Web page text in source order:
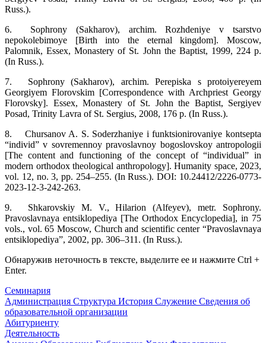
Russ.).
6.
Sophrony (Sakharov), archim. Rozhdeniye v tsarstvo
nepokolebimoye [Birth into the eternal kingdom]. Moscow,
Palomnik, Essex, Monastery of St. John the Baptist, 1999, 224 p.
(In Russ.).
7.
Sophrony (Sakharov), archim. Perepiska s protoiyereyem
Georgiyem Florovskim [Correspondence with Archpriest Georgy
Florovsky]. Essex, Monastery of St. John the Baptist, Sergiyev
Posad, Trinity Lavra of St. Sergius, 2008, 176 p. (In Russ.).
8.
Chursanov A. S. Soderzhaniye i funktsionirovaniye kontsepta
“individ” v sovremennoy pravoslavnoy bogoslovskoy antropologii
[The content and functioning of the concept of “individual” in
modern orthodox theological anthropology]. Humanity space, 2023,
vol. 12, no. 3, pp. 254–255. (In Russ.). DOI: 10.24412/2226-0773-
2023-12-3-242-263.
9.
Shkarovskiy M. V., Hilarion (Alfeyev), metr. Sophrony.
Pravoslavnaya entsiklopediya [The Orthodox Encyclopedia], in 75
vols., vol. 65 Moscow, Church and scientific center “Pravoslavnaya
entsiklopediya”, 2002, pp. 306–311. (In Russ.).
Обнаружив неточность в тексте, выделите ее и нажмите Ctrl +
Enter.
Семинария
Администрация Структура История Служение Сведения об
образовательной организации
Абитуриенту
Деятельность